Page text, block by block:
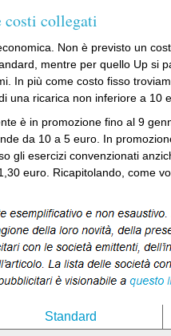
costi collegati
Non è previsto un
mentre per quello Up si
In più come costo fisso
una ricarica non inferiore a 10
è in promozione fino al 9
da 10 a 5 euro. In
gli esercizi convenzionati
euro. Ricapitolando, come
Standard